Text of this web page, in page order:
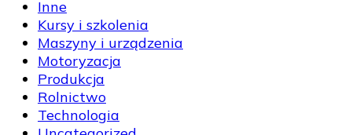
Inne
Kursy i szkolenia
Maszyny i urządzenia
Motoryzacja
Produkcja
Rolnictwo
Technologia